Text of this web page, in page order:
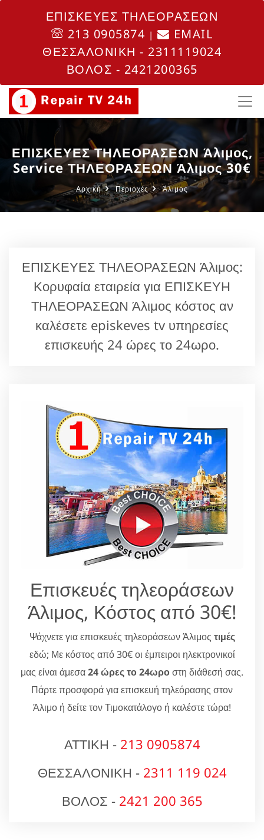
ΕΠΙΣΚΕΥΕΣ ΤΗΛΕΟΡΑΣΕΩΝ
213 0905874 |
EMAIL
ΘΕΣΣΑΛΟΝΙΚΗ - 2311119024
ΒΟΛΟΣ - 2421200365
ΕΠΙΣΚΕΥΕΣ ΤΗΛΕΟΡΑΣΕΩΝ Άλιμος,
Service ΤΗΛΕΟΡΑΣΕΩΝ Άλιμος 30€
Αρχική Περιοχές Άλιμος
ΕΠΙΣΚΕΥΕΣ ΤΗΛΕΟΡΑΣΕΩΝ Άλιμος:
Κορυφαία εταιρεία για ΕΠΙΣΚΕΥΗ
ΤΗΛΕΟΡΑΣΕΩΝ Άλιμος κόστος αν
καλέσετε episkeves tv υπηρεσίες
επισκευής 24 ώρες το 24ωρο.
Επισκευές τηλεοράσεων
Άλιμος, Κόστος από 30€!
Ψάχνετε για επισκευές τηλεοράσεων Άλιμος τιμές
εδώ; Με κόστος από 30€ οι έμπειροι ηλεκτρονικοί
μας είναι άμεσα24 ώρες το 24ωροστη διάθεσή σας.
Πάρτε προσφορά για επισκευή τηλεόρασης στον
Άλιμο ή δείτε τον Τιμοκατάλογο ή καλέστε τώρα!
ΑΤΤΙΚΗ - 213 0905874
ΘΕΣΣΑΛΟΝΙΚΗ - 2311 119 024
ΒΟΛΟΣ - 2421 200 365